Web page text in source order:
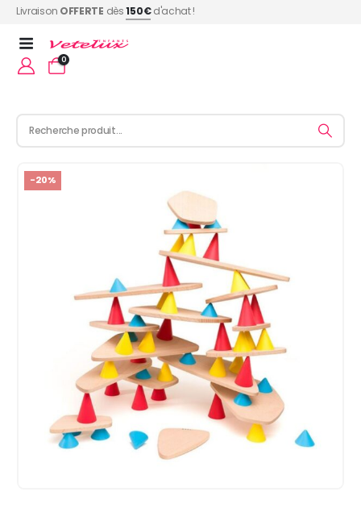
Livraison OFFERTE dès150€d'achat !
0
-20%